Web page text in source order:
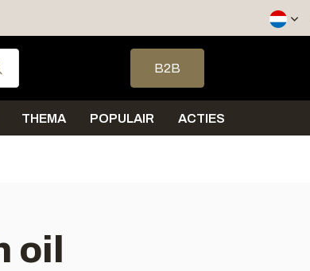
Gebruik de pijltjes op en neer om een beschikbaar
B2B
THEMA POPULAIR ACTIES
oil